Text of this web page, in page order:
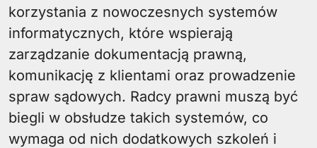
korzystania z nowoczesnych systemów
informatycznych, które wspierają
zarządzanie dokumentacją prawną,
komunikację z klientami oraz prowadzenie
spraw sądowych. Radcy prawni muszą być
biegli w obsłudze takich systemów, co
wymaga od nich dodatkowych szkoleń i